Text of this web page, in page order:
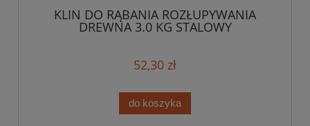
KLIN DO RĄBANIA ROZŁUPYWANIA
DREWNA 3.0 KG STALOWY
52,30 zł
do koszyka